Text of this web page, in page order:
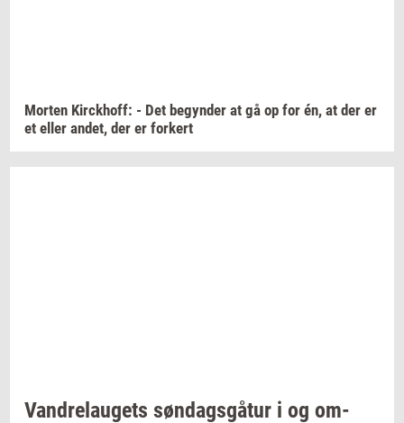
Mor­ten Kirck­hoff: - Det be­gyn­der at gå op for én, at der er
et eller andet, der er for­kert
Van­d­re­lau­gets søn­dags­gå­tur i og om­